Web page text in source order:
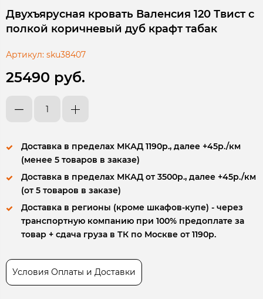
Двухъярусная кровать Валенсия 120 Твист с
полкой коричневый дуб крафт табак
Артикул: sku38407
25490 руб.
Доставка в пределах МКАД 1190р., далее +45р./км
(менее 5 товаров в заказе)
Доставка в пределах МКАД от 3500р., далее +45р./км
(от 5 товаров в заказе)
Доставка в регионы (кроме шкафов-купе) - через
транспортную компанию при 100% предоплате за
товар + сдача груза в ТК по Москве от 1190р.
Условия Оплаты и Доставки